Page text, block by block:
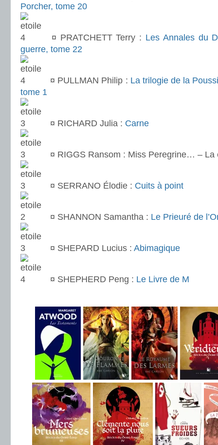
Porcher, tome 20
¤ PRATCHETT Terry : Les Annales du
guerre, tome 22
¤ PULLMAN Philip : La trilogie de la
tome 1
¤ RICHARD Julia : Carne
¤ RIGGS Ransom : Miss Peregrine… – La
¤ SERRANO Élodie : Cuits à point
¤ SHANNON Samantha : Le Prieuré de
¤ SHEPARD Lucius : Abimagique
¤ SHEPHERD Peng : Le Livre de M